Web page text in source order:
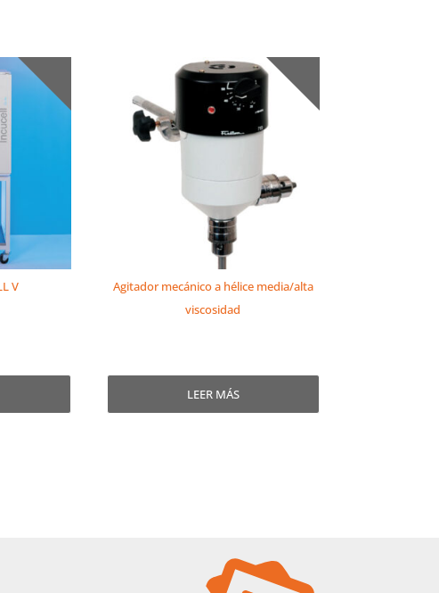
V
Agitador mecánico a hélice media/alta
viscosidad
LEER MÁS